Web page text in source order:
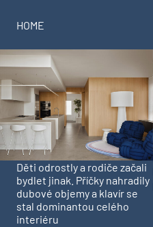
HOME
Děti odrostly a rodiče začali
bydlet jinak. Příčky nahradily
dubové objemy a klavír se
stal dominantou celého
interiéru